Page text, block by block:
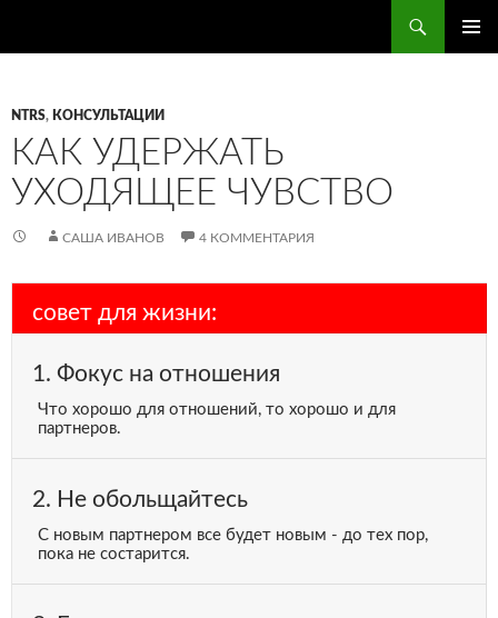
NTRS, КОНСУЛЬТАЦИИ
КАК УДЕРЖАТЬ
УХОДЯЩЕЕ ЧУВСТВО
САША ИВАНОВ 4 КОММЕНТАРИЯ
совет для жизни:
1. Фокус на отношения
Что хорошо для отношений, то хорошо и для
партнеров.
2. Не обольщайтесь
С новым партнером все будет новым - до тех пор,
пока не состарится.